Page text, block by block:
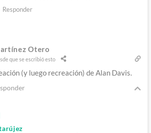
Responder
Otero
que se escribió esto
(y luego recreación) de Alan Davis.